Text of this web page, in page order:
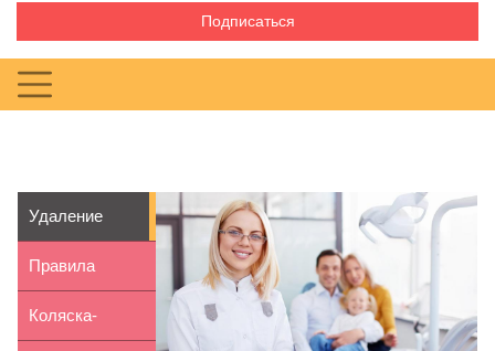
Подписаться
Удаление
молочных
зубов: нужно
Правила
уборки
Коляска-